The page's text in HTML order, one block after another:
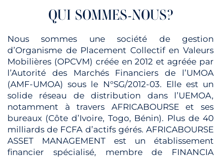
QUI SOMMES-NOUS?
Nous sommes une société de gestion
d’Organisme de Placement Collectif en Valeurs
Mobilières (OPCVM) créée en 2012 et agréée par
l’Autorité des Marchés Financiers de l’UMOA
(AMF-UMOA) sous le N°SG/2012-03. Elle est un
solide réseau de distribution dans l’UEMOA,
notamment à travers AFRICABOURSE et ses
bureaux (Côte d’Ivoire, Togo, Bénin). Plus de 40
milliards de FCFA d’actifs gérés. AFRICABOURSE
ASSET MANAGEMENT est un établissement
financier spécialisé, membre de FINANCIA